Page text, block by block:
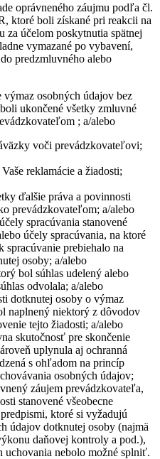
oprávneného záujmu podľa čl.
ktoré boli získané pri reakcii na
za účelom poskytnutia spätnej
vymazané po vybavení,
predzmluvného alebo
osobných údajov bez
ukončené všetky zmluvné
; a/alebo
voči prevádzkovateľovi;
reklamácie a žiadosti;
ďalšie práva a povinnosti
prevádzkovateľom; a/alebo
spracúvania stanovené
účely spracúvania, na ktoré
spracúvanie prebiehalo na
osoby; a/alebo
bol súhlas udelený alebo
odvolala; a/alebo
dotknutej osoby o výmaz
naplnený niektorý z dôvodov
tejto žiadosti; a/alebo
skutočnosť pre skončenie
uplynula aj ochranná
s ohľadom na princíp
osobných údajov;
záujem prevádzkovateľa,
stanovené všeobecne
ktoré si vyžadujú
údajov dotknutej osoby (najmä
daňovej kontroly a pod.),
uchovania nebolo možné splniť.